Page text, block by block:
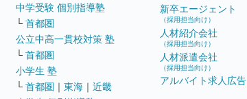
中学受験 個別指導塾
└ 首都圏
公立中高一貫校対策 塾
└ 首都圏
小学生 塾
└ 首都圏 ｜ 東海 ｜ 近畿
新卒エージェント
（採用担当向け）
人材紹介会社
（採用担当向け）
人材派遣会社
（採用担当向け）
アルバイト求人広告